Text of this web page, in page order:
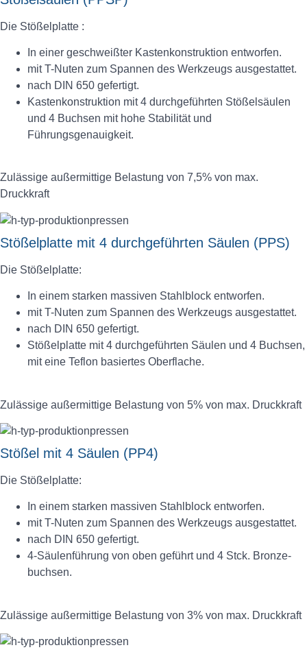
Die Stößelplatte :
In einer geschweißter Kastenkonstruktion entworfen.
mit T-Nuten zum Spannen des Werkzeugs ausgestattet.
nach DIN 650 gefertigt.
Kastenkonstruktion mit 4 durchgeführten Stößelsäulen
und 4 Buchsen mit hohe Stabilität und
Führungsgenauigkeit.
Zulässige außermittige Belastung von 7,5% von max.
Druckkraft
Stößelplatte mit 4 durchgeführten Säulen (PPS)
Die Stößelplatte:
In einem starken massiven Stahlblock entworfen.
mit T-Nuten zum Spannen des Werkzeugs ausgestattet.
nach DIN 650 gefertigt.
Stößelplatte mit 4 durchgeführten Säulen und 4 Buchsen,
mit eine Teflon basiertes Oberflache.
Zulässige außermittige Belastung von 5% von max. Druckkraft
Stößel mit 4 Säulen (PP4)
Die Stößelplatte:
In einem starken massiven Stahlblock entworfen.
mit T-Nuten zum Spannen des Werkzeugs ausgestattet.
nach DIN 650 gefertigt.
4-Säulenführung von oben geführt und 4 Stck. Bronze-
buchsen.
Zulässige außermittige Belastung von 3% von max. Druckkraft